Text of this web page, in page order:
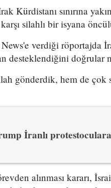
Kürdistanı sınırına
silahlı bir isyana
verdiği röportajda
desteklendiğini doğrular
gönderdik, hem de
İranlı
alınması kararı,